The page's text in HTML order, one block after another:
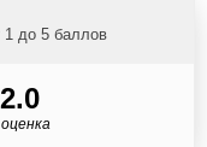
1 до 5 баллов
2.0